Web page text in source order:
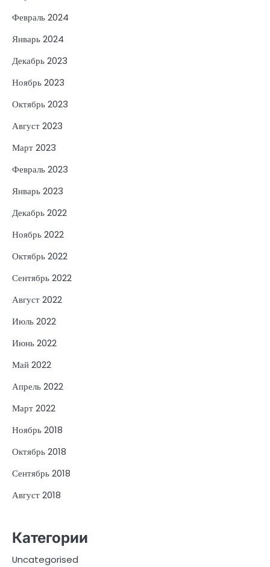
Февраль 2024
Январь 2024
Декабрь 2023
Ноябрь 2023
Октябрь 2023
Август 2023
Март 2023
Февраль 2023
Январь 2023
Декабрь 2022
Ноябрь 2022
Октябрь 2022
Сентябрь 2022
Август 2022
Июль 2022
Июнь 2022
Май 2022
Апрель 2022
Март 2022
Ноябрь 2018
Октябрь 2018
Сентябрь 2018
Август 2018
Категории
Uncategorised